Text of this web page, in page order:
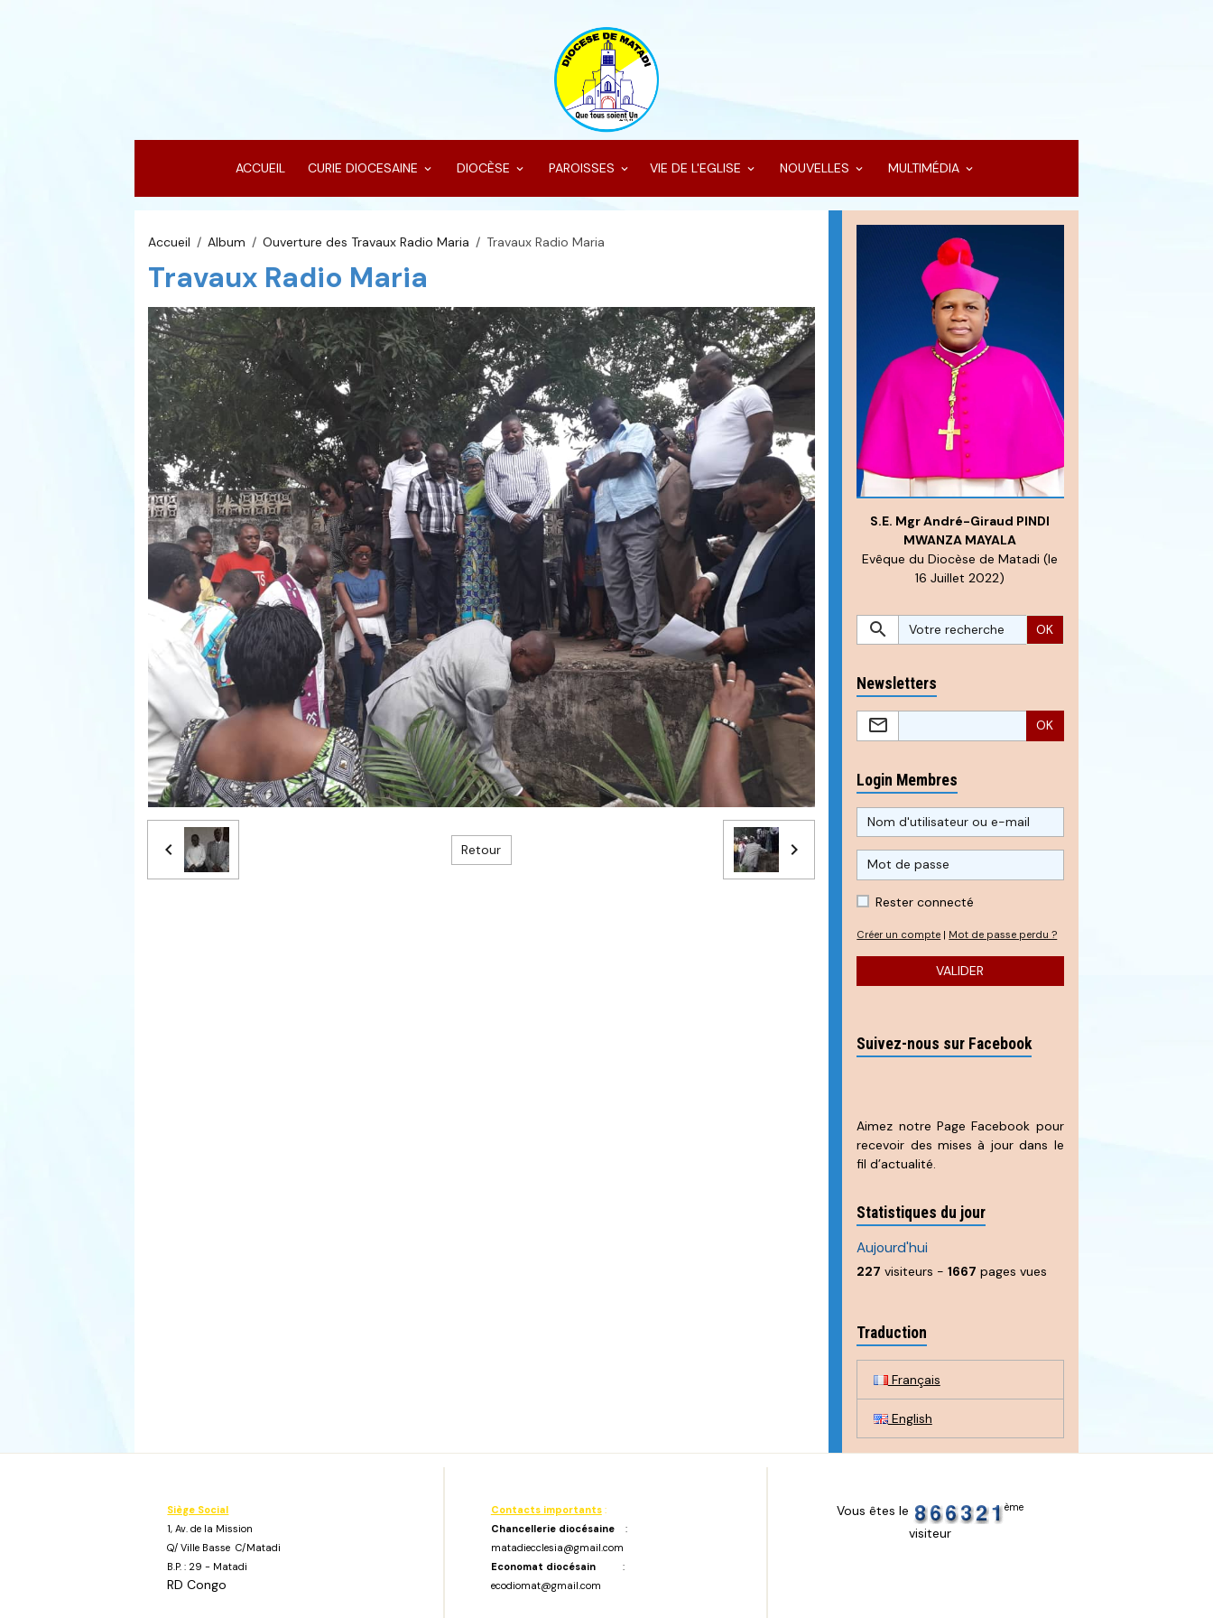
ACCUEIL CURIE DIOCESAINE DIOCÈSE PAROISSES VIE DE L'EGLISE NOUVELLES MULTIMÉDIA
Accueil Album Ouverture des Travaux Radio Maria Travaux Radio Maria
Travaux Radio Maria
Retour
S.E. Mgr André-Giraud PINDI
MWANZA MAYALA
Evêque du Diocèse de Matadi (le
16 Juillet 2022)
OK
Newsletters
OK
Login Membres
Rester connecté
Créer un compte | Mot de passe perdu ?
VALIDER
Suivez-nous sur Facebook
Aimez notre Page Facebook pour
recevoir des mises à jour dans le
fil d’actualité.
Statistiques du jour
Aujourd'hui
227 visiteurs -1667 pages vues
Traduction
Français
English
Siège Social
1, Av. de la Mission
Q/ Ville Basse C/Matadi
B.P. : 29 - Matadi
RD Congo
Contacts importants:
Chancellerie diocésaine:
matadiecclesia@gmail.com
Economat diocésain:
ecodiomat@gmail.com
Vous êtes le ème
visiteur